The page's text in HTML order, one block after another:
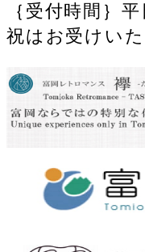
｛受付時間｝
祝はお受けい